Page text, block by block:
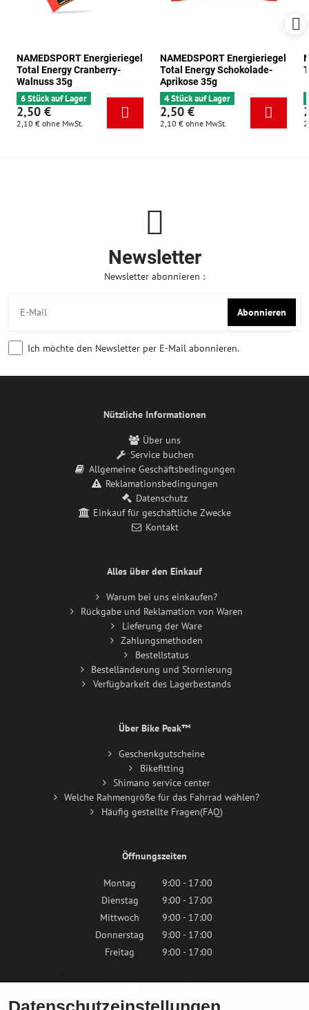
NAMEDSPORT Energieriegel
Total Energy Cranberry-
Walnuss 35g
6 Stück auf Lager
2,50 €
2,10 € ohne MwSt.
NAMEDSPORT Energieriegel
Total Energy Schokolade-
Aprikose 35g
4 Stück auf Lager
2,50 €
2,10 € ohne MwSt.
Newsletter
Newsletter abonnieren :
Abonnieren
Ich möchte den Newsletter per E-Mail abonnieren.
Nützliche Informationen
Über uns
Service buchen
Allgemeine Geschäftsbedingungen
Reklamationsbedingungen
Datenschutz
Einkauf für geschäftliche Zwecke
Kontakt
Alles über den Einkauf
Warum bei uns einkaufen?
Rückgabe und Reklamation von Waren
Lieferung der Ware
Zahlungsmethoden
Bestellstatus
Bestelländerung und Stornierung
Verfügbarkeit des Lagerbestands
Über Bike Peak™
Geschenkgutscheine
Bikefitting
Shimano service center
Welche Rahmengröße für das Fahrrad wählen?
Häufig gestellte Fragen(FAQ)
Öffnungszeiten
Montag
9:00 - 17:00
Dienstag
9:00 - 17:00
Mittwoch
9:00 - 17:00
Donnerstag
9:00 - 17:00
Freitag
9:00 - 17:00
Samstag
9:00 - 12:00
Sonntag
Geschlossen